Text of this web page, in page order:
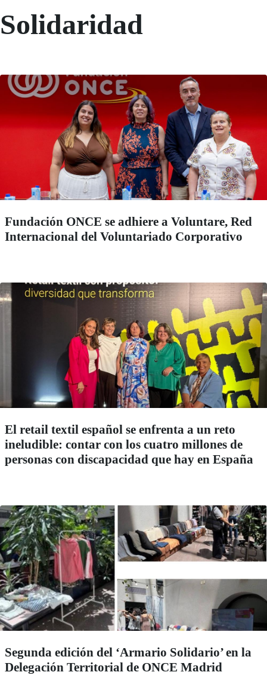
Solidaridad
Fundación ONCE se adhiere a Voluntare, Red
Internacional del Voluntariado Corporativo
El retail textil español se enfrenta a un reto
ineludible: contar con los cuatro millones de
personas con discapacidad que hay en España
Segunda edición del ‘Armario Solidario’ en la
Delegación Territorial de ONCE Madrid